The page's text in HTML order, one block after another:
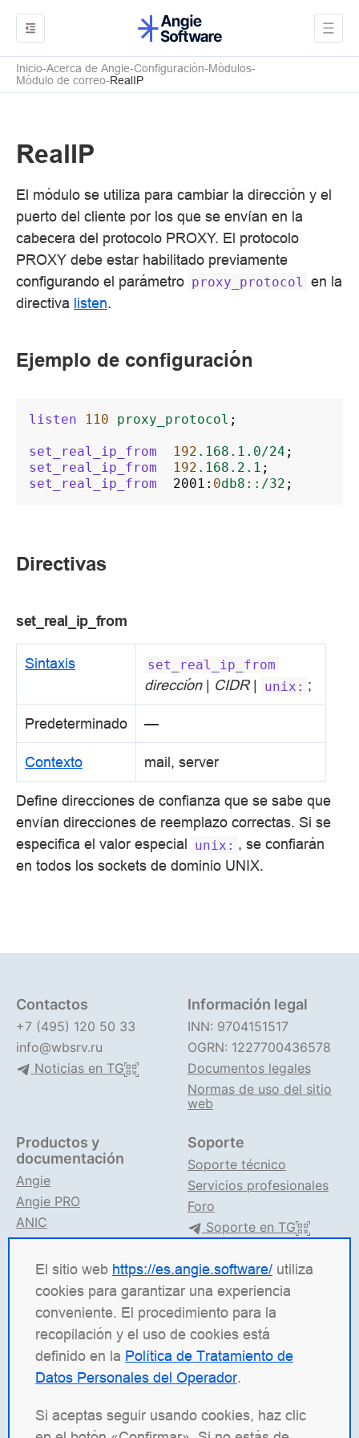
Inicio Acerca de Angie Configuración Módulos
Módulo de correo RealIP
RealIP
El módulo se utiliza para cambiar la dirección y el
puerto del cliente por los que se envían en la
cabecera del protocolo PROXY. El protocolo
PROXY debe estar habilitado previamente
configurando el parámetro proxy_protocol
en la
directiva listen.
Ejemplo de configuración
listen 110 proxy_protocol ;
set_real_ip_from 192 .168.1.0/24 ;
set_real_ip_from
192 .168.2.1 ;
set_real_ip_from
2001 : 0db8::/32 ;
Directivas
set_real_ip_from
Sintaxis set_real_ip_from
dirección| CIDR| unix: ;
Predeterminado —
Contexto mail, server
Define direcciones de confianza que se sabe que
envían direcciones de reemplazo correctas. Si se
especifica el valor especial unix: , se confiarán
en todos los sockets de dominio UNIX.
El sitio web https://es.angie.software/ utiliza
cookies para garantizar una experiencia
conveniente. El procedimiento para la
recopilación y el uso de cookies está
definido en la Política de Tratamiento de
Datos Personales del Operador.
Si aceptas seguir usando cookies, haz clic
Contactos
+7 (495) 120 50 33
info@wbsrv.ru
Noticias en TG
Información legal
INN: 9704151517
OGRN: 1227700436578
Documentos legales
Normas de uso del sitio
web
Productos y
documentación
Angie
Angie PRO
ANIC
Documentación de Angie
Soporte
Soporte técnico
Servicios profesionales
Foro
Soporte en TG
Angie Software(Web Server, LLC) es una empresa de
TI rusa especializada en soluciones para sistemas de
alta carga. Nuestros productos incluyen la
plataforma de balanceo de carga
Angie ADC
(Application Delivery Controller), el servidor web
Angie PROyAngie Ingress Controller
solución de gestión de tráfico para aplicaciones
contenerizadas en Kubernetes. Estamos